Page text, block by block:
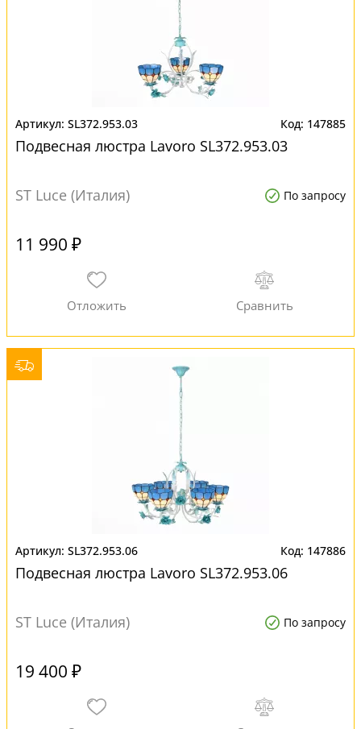
SL372.953.03 147885
Подвесная люстра Lavoro SL372.953.03
ST Luce (Италия) По запросу
11 990 ₽
SL372.953.06 147886
Подвесная люстра Lavoro SL372.953.06
ST Luce (Италия) По запросу
19 400 ₽